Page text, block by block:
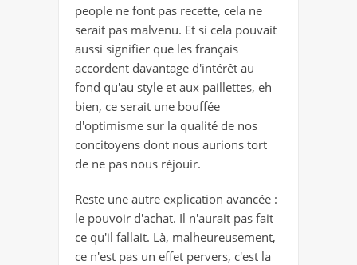
people ne font pas recette, cela ne
serait pas malvenu. Et si cela pouvait
aussi signifier que les français
accordent davantage d'intérêt au
fond qu'au style et aux paillettes, eh
bien, ce serait une bouffée
d'optimisme sur la qualité de nos
concitoyens dont nous aurions tort
de ne pas nous réjouir.
Reste une autre explication avancée :
le pouvoir d'achat. Il n'aurait pas fait
ce qu'il fallait. Là, malheureusement,
ce n'est pas un effet pervers, c'est la